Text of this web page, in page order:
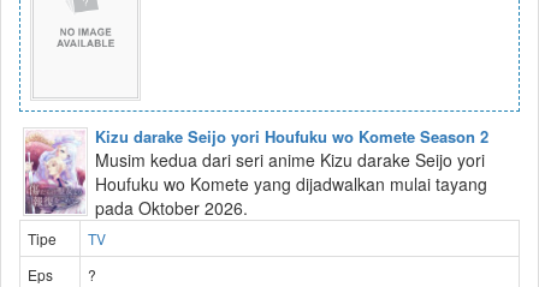
Kizu darake Seijo yori Houfuku wo Komete Season 2
Musim kedua dari seri anime Kizu darake Seijo yori
Houfuku wo Komete yang dijadwalkan mulai tayang
pada Oktober 2026.
Tipe
TV
Eps
?